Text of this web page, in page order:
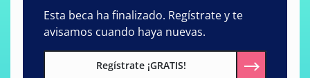
Esta beca ha finalizado. Regístrate y te
avisamos cuando haya nuevas.
Regístrate ¡GRATIS!